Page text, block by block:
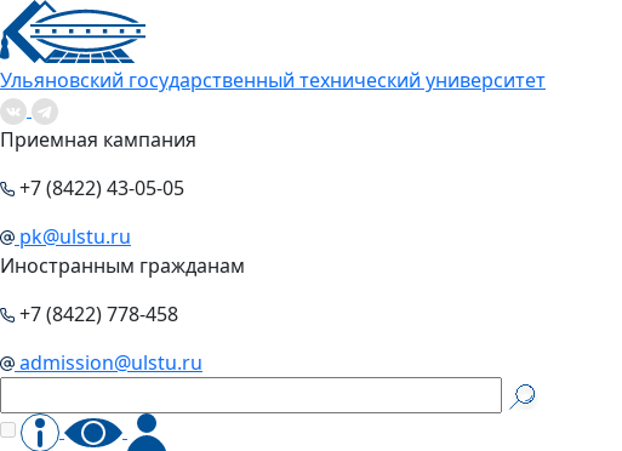
Ульяновский государственный технический университет
Приемная кампания
+7 (8422) 43-05-05
pk@ulstu.ru
Иностранным гражданам
+7 (8422) 778-458
admission@ulstu.ru